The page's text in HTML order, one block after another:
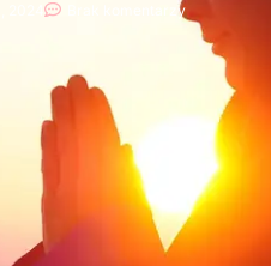
Brak komentarzy